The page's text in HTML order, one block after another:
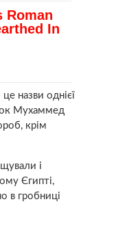
назви однієї
Мухаммед
крім
і
Єгипті,
в гробниці